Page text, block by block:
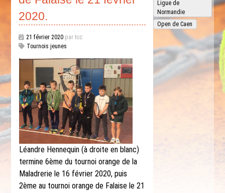
2020.
21 février 2020 par tcc
Tournois jeunes
Léandre Hennequin (à droite en blanc)
termine 6ème du tournoi orange de la
Maladrerie le 16 février 2020, puis
2ème au tournoi orange de Falaise le 21
Ligue de
Normandie
Open de Caen